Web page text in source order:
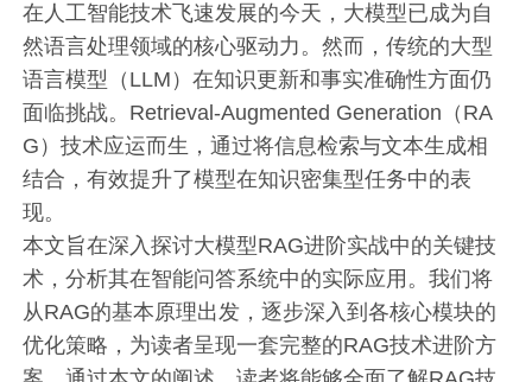
在人工智能技术飞速发展的今天，大模型已成为自
然语言处理领域的核心驱动力。然而，传统的大型
语言模型（LLM）在知识更新和事实准确性方面仍
面临挑战。Retrieval-Augmented Generation（RA
G）技术应运而生，通过将信息检索与文本生成相
结合，有效提升了模型在知识密集型任务中的表
现。
本文旨在深入探讨大模型RAG进阶实战中的关键技
术，分析其在智能问答系统中的实际应用。我们将
从RAG的基本原理出发，逐步深入到各核心模块的
优化策略，为读者呈现一套完整的RAG技术进阶方